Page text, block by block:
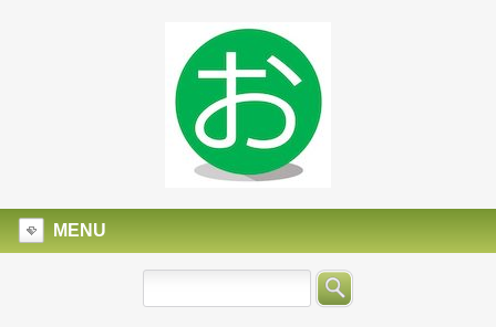
MENU